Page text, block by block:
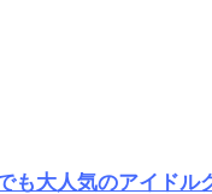
も大人気のアイドル